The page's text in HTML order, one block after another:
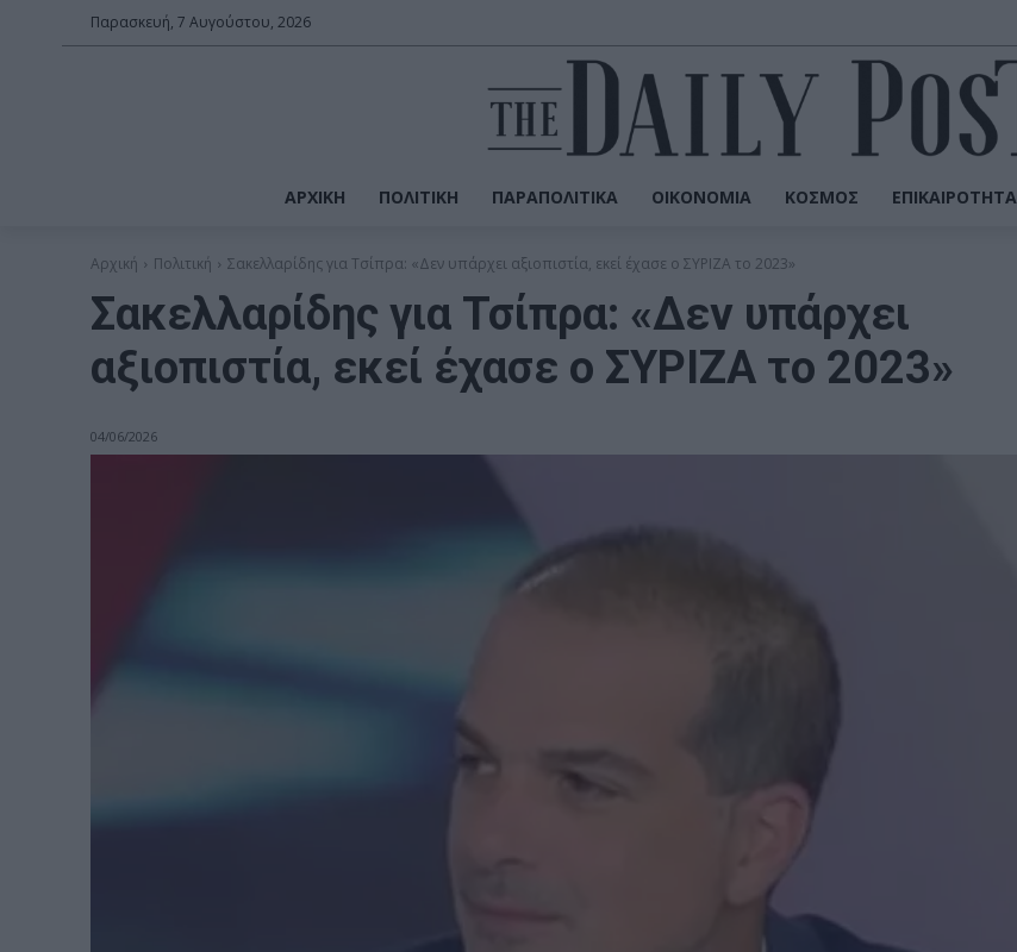
Παρασκευή, 7 Αυγούστου, 2026
ΑΡΧΙΚΉ ΠΟΛΙΤΙΚΉ ΠΑΡΑΠΟΛΙΤΙΚΆ ΟΙΚΟΝΟΜΊΑ ΚΌΣΜΟΣ ΕΠΙΚΑΙΡΌΤΗΤΑ
Αρχική Πολιτική Σακελλαρίδης για Τσίπρα: «Δεν υπάρχει αξιοπιστία, εκεί έχασε ο ΣΥΡΙΖΑ το 2023»
Σακελλαρίδης για Τσίπρα: «Δεν υπάρχει
αξιοπιστία, εκεί έχασε ο ΣΥΡΙΖΑ το 2023»
04/06/2026